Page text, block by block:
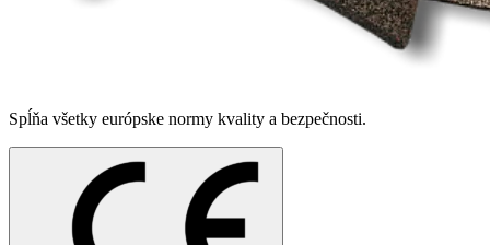
Spĺňa všetky európske normy kvality a bezpečnosti.